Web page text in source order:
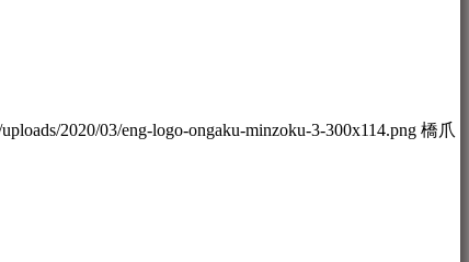
2020/03/eng-logo-ongaku-minzoku-3-300x114.png 橋爪